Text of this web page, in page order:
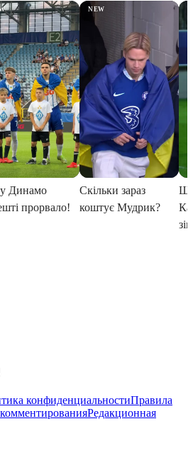
конфиденциальностиПравила
Редакционная